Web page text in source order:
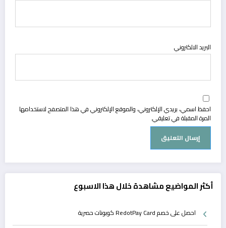
البريد الالكتروني
احفظ اسمي، بريدي الإلكتروني، والموقع الإلكتروني في هذا المتصفح لاستخدامها
المرة المقبلة في تعليقي.
أكثر المواضيع مشاهدة خلال هذا الاسبوع
احصل على خصم RedotPay Card كوبونات حصرية